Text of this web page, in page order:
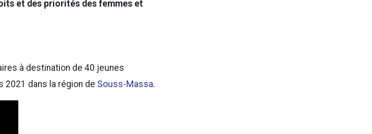
et des priorités des femmes et
à destination de 40 jeunes
2021 dans la région de Souss-Massa.